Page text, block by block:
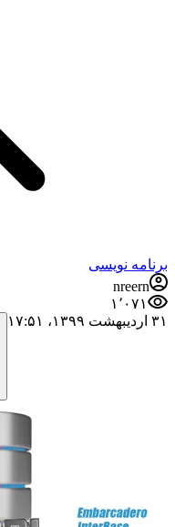
برنامه نویسی
nreern
۱٬۰۷۱
۳۱ اردیبهشت ۱۳۹۹،‏ ۱۷:۵۱